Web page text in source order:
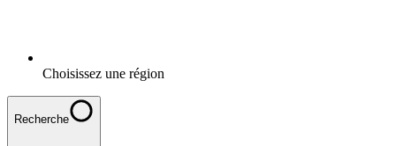
Choisissez une région
Recherche